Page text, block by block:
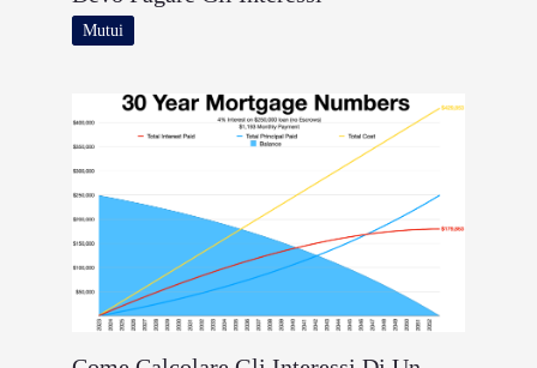
Mutui